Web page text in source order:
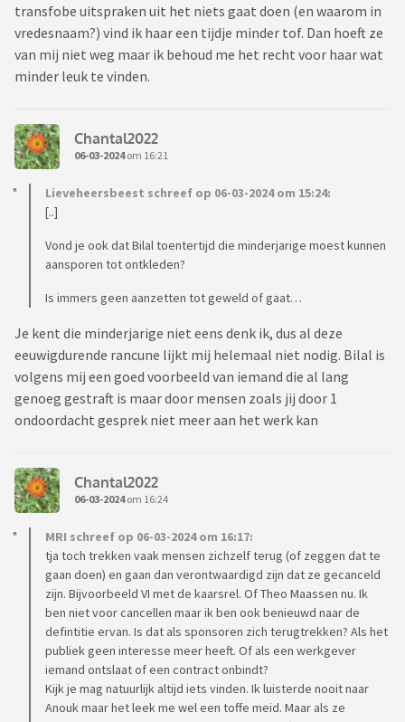
transfobe uitspraken uit het niets gaat doen (en waarom in
vredesnaam?) vind ik haar een tijdje minder tof. Dan hoeft ze
van mij niet weg maar ik behoud me het recht voor haar wat
minder leuk te vinden.
Chantal2022
06-03-2024om 16:21
Lieveheersbeest schreef op 06-03-2024 om 15:24:
[..]
Vond je ook dat Bilal toentertijd die minderjarige moest kunnen
aansporen tot ontkleden?
Is immers geen aanzetten tot geweld of gaat…
Je kent die minderjarige niet eens denk ik, dus al deze
eeuwigdurende rancune lijkt mij helemaal niet nodig. Bilal is
volgens mij een goed voorbeeld van iemand die al lang
genoeg gestraft is maar door mensen zoals jij door 1
ondoordacht gesprek niet meer aan het werk kan
Chantal2022
06-03-2024om 16:24
MRI schreef op 06-03-2024 om 16:17:
tja toch trekken vaak mensen zichzelf terug (of zeggen dat te
gaan doen) en gaan dan verontwaardigd zijn dat ze gecanceld
zijn. Bijvoorbeeld VI met de kaarsrel. Of Theo Maassen nu. Ik
ben niet voor cancellen maar ik ben ook benieuwd naar de
defintitie ervan. Is dat als sponsoren zich terugtrekken? Als het
publiek geen interesse meer heeft. Of als een werkgever
iemand ontslaat of een contract onbindt?
Kijk je mag natuurlijk altijd iets vinden. Ik luisterde nooit naar
Anouk maar het leek me wel een toffe meid. Maar als ze